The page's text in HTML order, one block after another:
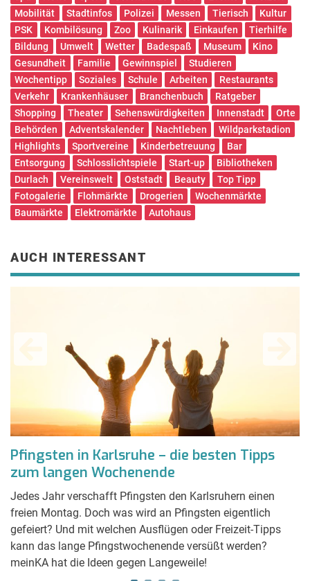
Mobilität
Stadtinfos Polizei Messen Tierisch
Kultur
PSK
Kombilösung Zoo Kulinarik Einkaufen
Tierhilfe
Bildung
Umwelt Wetter Badespaß Museum
Kino
Gesundheit
Familie Gewinnspiel
Studieren
Wochentipp
Soziales Schule Arbeiten
Restaurants
Verkehr
Krankenhäuser Branchenbuch
Ratgeber
Shopping
Theater Sehenswürdigkeiten Innenstadt
Orte
Behörden
Adventskalender Nachtleben
Wildparkstadion
Highlights
Sportvereine Kinderbetreuung
Bar
Entsorgung
Schlosslichtspiele Start-up
Bibliotheken
Durlach
Vereinswelt Oststadt Beauty
Top Tipp
Fotogalerie
Flohmärkte Drogerien
Wochenmärkte
Baumärkte
Elektromärkte Autohaus
AUCH INTERESSANT
Pfingsten in Karlsruhe – die besten Tipps
zum langen Wochenende
Jedes Jahr verschafft Pfingsten den Karlsruhern einen
freien Montag. Doch was wird an Pfingsten eigentlich
gefeiert? Und mit welchen Ausflügen oder Freizeit-Tipps
kann das lange Pfingstwochenende versüßt werden?
meinKA hat die Ideen gegen Langeweile!